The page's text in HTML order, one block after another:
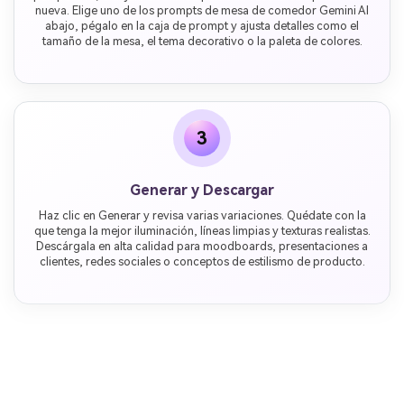
nueva. Elige uno de los prompts de mesa de comedor Gemini AI
abajo, pégalo en la caja de prompt y ajusta detalles como el
tamaño de la mesa, el tema decorativo o la paleta de colores.
3
Generar y Descargar
Haz clic en Generar y revisa varias variaciones. Quédate con la
que tenga la mejor iluminación, líneas limpias y texturas realistas.
Descárgala en alta calidad para moodboards, presentaciones a
clientes, redes sociales o conceptos de estilismo de producto.